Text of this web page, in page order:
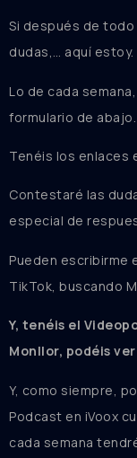
Si después de
dudas,… aquí estoy.
Lo de cada
formulario de abajo.
Tenéis los enlaces
Contestaré las
especial de
Pueden escribirme
TikTok, buscando
Y, tenéis el
Monllor, podéis
Y, como siempre,
Podcast en iVoox
cada semana